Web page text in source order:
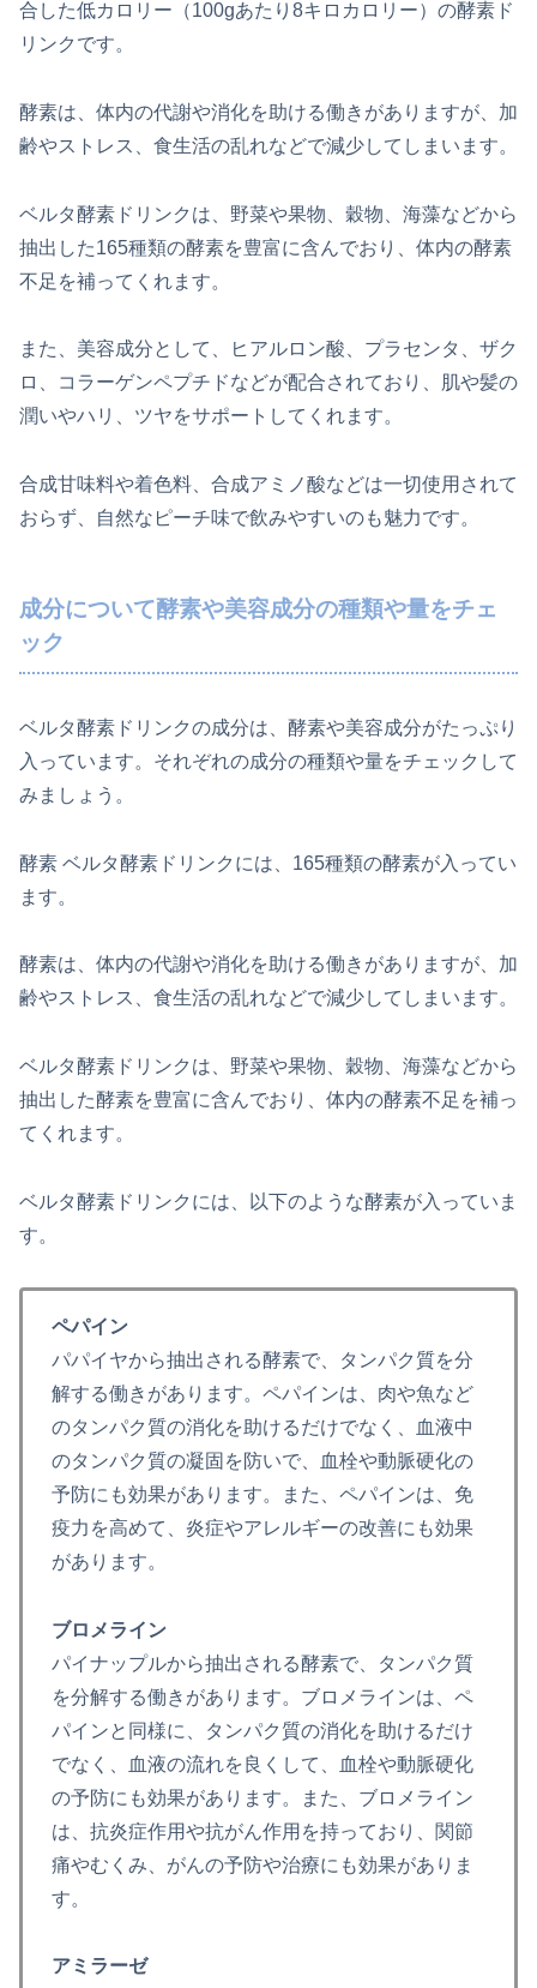
合した低カロリー（100gあたり8キロカロリー）の酵素ド
リンクです。
酵素は、体内の代謝や消化を助ける働きがありますが、加
齢やストレス、食生活の乱れなどで減少してしまいます。
ベルタ酵素ドリンクは、野菜や果物、穀物、海藻などから
抽出した165種類の酵素を豊富に含んでおり、体内の酵素
不足を補ってくれます。
また、美容成分として、ヒアルロン酸、プラセンタ、ザク
ロ、コラーゲンペプチドなどが配合されており、肌や髪の
潤いやハリ、ツヤをサポートしてくれます。
合成甘味料や着色料、合成アミノ酸などは一切使用されて
おらず、自然なピーチ味で飲みやすいのも魅力です。
成分について酵素や美容成分の種類や量をチェ
ック
ベルタ酵素ドリンクの成分は、酵素や美容成分がたっぷり
入っています。それぞれの成分の種類や量をチェックして
みましょう。
酵素 ベルタ酵素ドリンクには、165種類の酵素が入ってい
ます。
酵素は、体内の代謝や消化を助ける働きがありますが、加
齢やストレス、食生活の乱れなどで減少してしまいます。
ベルタ酵素ドリンクは、野菜や果物、穀物、海藻などから
抽出した酵素を豊富に含んでおり、体内の酵素不足を補っ
てくれます。
ベルタ酵素ドリンクには、以下のような酵素が入っていま
す。
ペパイン
パパイヤから抽出される酵素で、タンパク質を分
解する働きがあります。ペパインは、肉や魚など
のタンパク質の消化を助けるだけでなく、血液中
のタンパク質の凝固を防いで、血栓や動脈硬化の
予防にも効果があります。また、ペパインは、免
疫力を高めて、炎症やアレルギーの改善にも効果
があります。
ブロメライン
パイナップルから抽出される酵素で、タンパク質
を分解する働きがあります。ブロメラインは、ペ
パインと同様に、タンパク質の消化を助けるだけ
でなく、血液の流れを良くして、血栓や動脈硬化
の予防にも効果があります。また、ブロメライン
は、抗炎症作用や抗がん作用を持っており、関節
痛やむくみ、がんの予防や治療にも効果がありま
す。
アミラーゼ